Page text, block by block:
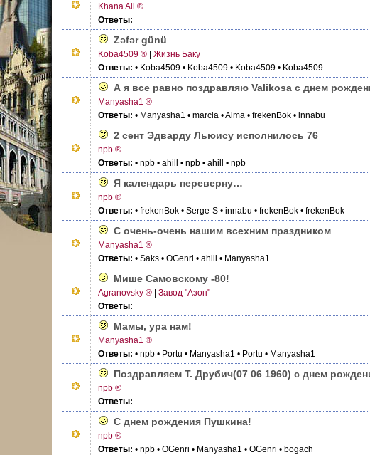
Khana Ali ®
Ответы:
Zəfər günü
Koba4509 ®
Жизнь Баку
Ответы: • Koba4509 • Koba4509 • Koba4509 • Koba4509
А я все равно поздравляю Valikosа с днем
Manyasha1 ®
Ответы: • Manyasha1 • marcia • Alma • frekenBok • innabu
2 сент Эдварду Льюису исполнилось 76
npb ®
Ответы: • npb • ahill • npb • ahill • npb
Я календарь переверну…
npb ®
Ответы: • frekenBok • Serge-S • innabu • frekenBok • frekenBok
С очень-очень нашим всехним праздником
Manyasha1 ®
Ответы: • Saks • OGenri • ahill • Manyasha1
Мише Самовскому -80!
Agranovsky ®
Завод "Азон"
Ответы:
Мамы, ура нам!
Manyasha1 ®
Ответы: • npb • Portu • Manyasha1 • Portu • Manyasha1
Поздравляем Т. Друбич(07 06 1960) с днем
npb ®
Ответы:
С днем рождения Пушкина!
npb ®
Ответы: • npb • OGenri • Manyasha1 • OGenri • bogach